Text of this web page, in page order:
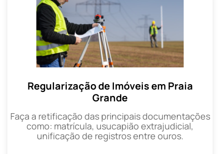
Regularização de Imóveis em Praia
Grande
Faça a retificação das principais documentações
como: matrícula, usucapião extrajudicial,
unificação de registros entre ouros.